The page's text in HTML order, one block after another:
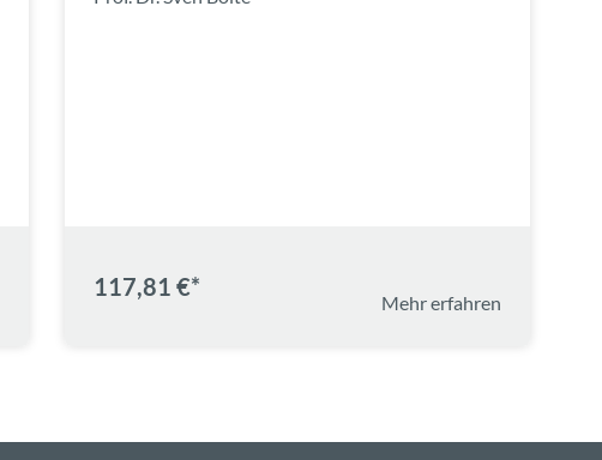
117,81 €*
Mehr erfahren